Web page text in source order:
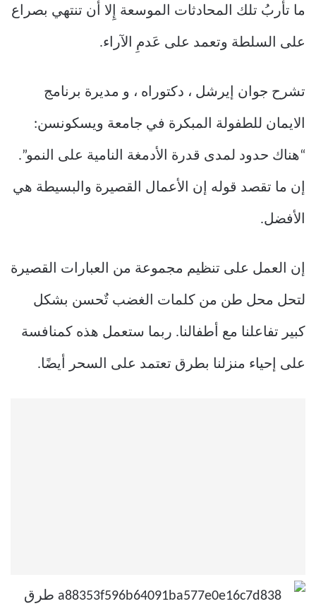
ما تأربُ تلك المحادثات الموسعة إِلا أن تنتهي بصراع
على السلطة وتعمد على عَدمِ الآراء.
تشرح جوان إيرشل ، دكتوراه ، و مديرة برنامج
الايمان للطفولة المبكرة في جامعة ويسكونسن:
“هناك حدود لمدى قدرة الأدمغة النامية على النمو”.
إن ما تقصد قوله إن الأعمال القصيرة والبسيطة هي
الأفضل.
إن العمل على تنظيم مجموعة من العبارات القصيرة
لتحل محل طن من كلمات الغضب تٌحسن بشكل
كبير تفاعلنا مع أطفالنا. ربما ستعمل هذه كمنافسة
على إحياء منزلنا بطرق تعتمد على السحر أيضًا.